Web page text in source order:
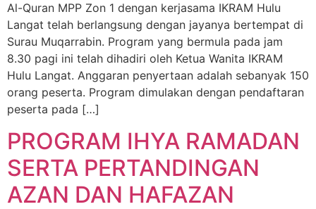
Al-Quran MPP Zon 1 dengan kerjasama IKRAM Hulu
Langat telah berlangsung dengan jayanya bertempat di
Surau Muqarrabin. Program yang bermula pada jam
8.30 pagi ini telah dihadiri oleh Ketua Wanita IKRAM
Hulu Langat. Anggaran penyertaan adalah sebanyak 150
orang peserta. Program dimulakan dengan pendaftaran
peserta pada […]
PROGRAM IHYA RAMADAN
SERTA PERTANDINGAN
AZAN DAN HAFAZAN